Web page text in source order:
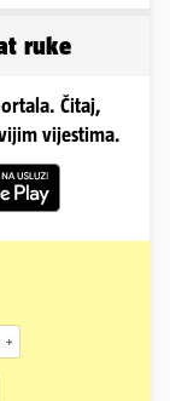
ruke
Čitaj,
vijestima.